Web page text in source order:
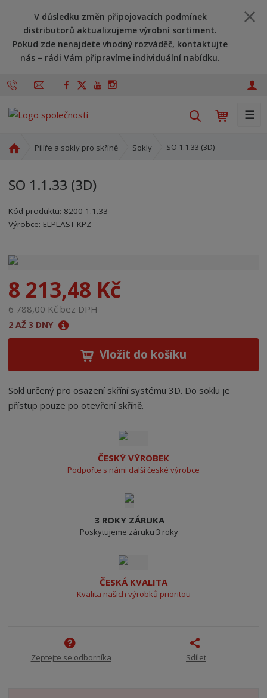
V důsledku změn připojovacích podmínek
distributorů aktualizujeme výrobní sortiment.
Pokud zde nenajdete vhodný rozváděč, kontaktujte
nás – rádi Vám připravíme individuální nabídku.
h
☰
d
í
s
Pilíře a sokly pro skříně Sokly SO 1.1.33 (3D)
SO 1.1.33 (3D)
Kód produktu: 8200 1.1.33
Kód výrobce: 8595208614286
Kód dodavatele:8595208614286
Výrobce: ELPLAST-KPZ
8 213,48 Kč
6 788,00 Kč bez DPH
2 AŽ 3 DNY
Vložit do košíku
Sokl určený pro osazení skříní systému 3D. Do soklu je
přístup pouze po otevření skříně.
ČESKÝ VÝROBEK
Podpořte s námi další české výrobce
3 ROKY ZÁRUKA
Poskytujeme záruku 3 roky
ČESKÁ KVALITA
Kvalita našich výrobků prioritou
Zeptejte se odborníka Sdílet